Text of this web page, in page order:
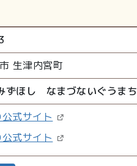
生津内宮町
ほし なまづないぐうまち
公式サイト
公式サイト